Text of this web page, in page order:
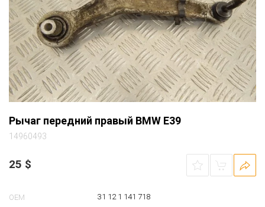
Рычаг передний правый BMW E39
14960493
25 $
OEM
31 12 1 141 718